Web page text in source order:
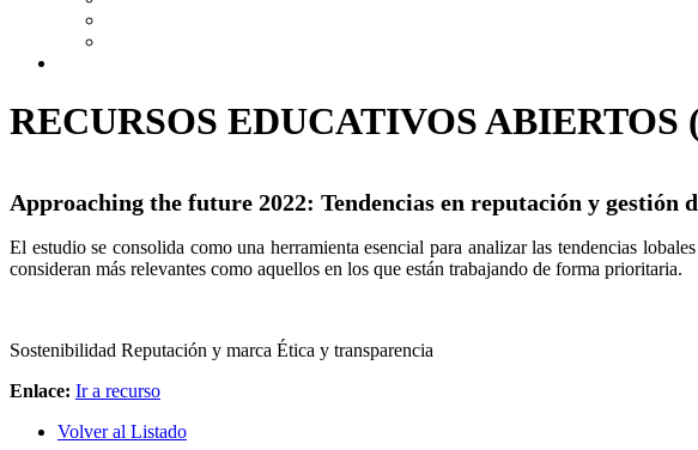
RECURSOS EDUCATIVOS ABIERTOS
Approaching the future 2022: Tendencias en reputación y gestión
El estudio se consolida como una herramienta esencial para analizar las tendencias
consideran más relevantes como aquellos en los que están trabajando de forma prioritaria.
Sostenibilidad Reputación y marca Ética y transparencia
Enlace: Ir a recurso
Volver al Listado